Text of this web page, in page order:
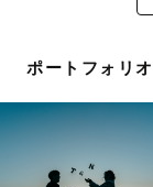
✅撮影について
はじめましての
ポートフォリオ